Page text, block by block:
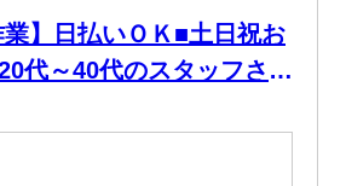
業】日払いＯＫ■土日祝お
代～40代のスタッフさん